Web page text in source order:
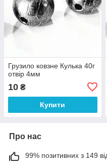
Грузило ковзне Кулька 40г
отвір 4мм
10 ₴
Купити
Про нас
99% позитивних з 149